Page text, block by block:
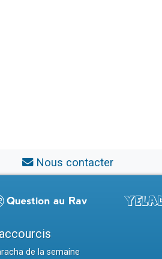
Nous contacter
de la semaine